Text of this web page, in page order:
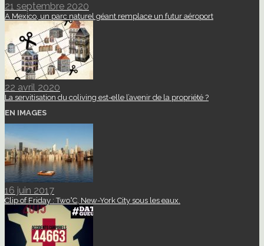
21 septembre 2020
A Mexico, un parc naturel géant remplace un futur aéroport
22 avril 2020
La servitisation du coliving est-elle l’avenir de la propriété ?
EN IMAGES
16 juin 2017
Clip of Friday : Two°C, New-York City sous les eaux.